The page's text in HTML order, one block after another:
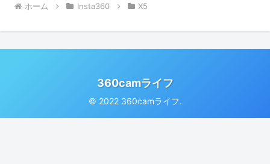
ホーム Insta360 X5
360camライフ
© 2022 360camライフ.